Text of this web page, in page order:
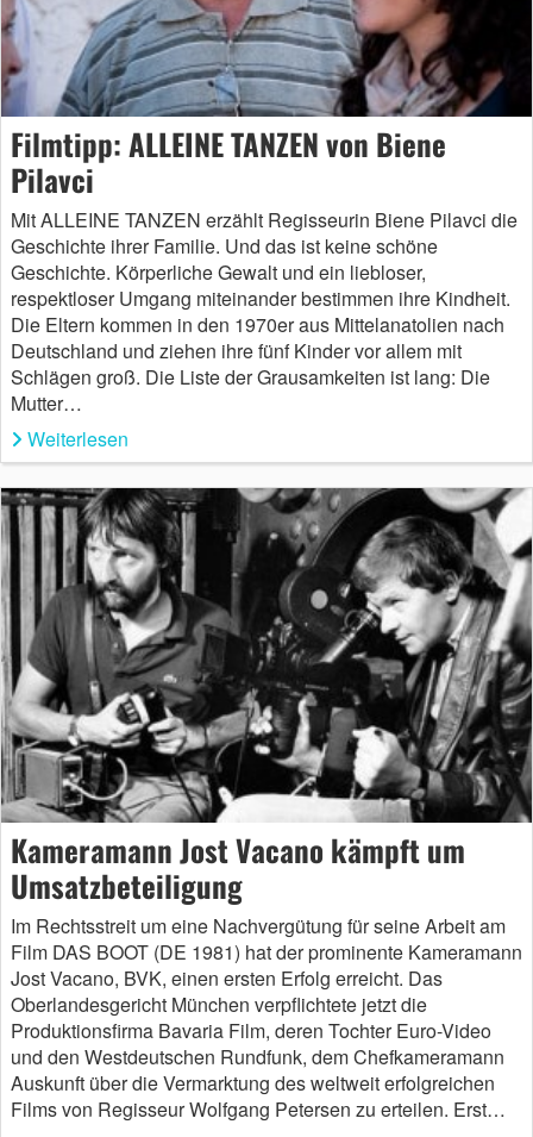
Filmtipp: ALLEINE TANZEN von Biene
Pilavci
Mit ALLEINE TANZEN erzählt Regisseurin Biene Pilavci die
Geschichte ihrer Familie. Und das ist keine schöne
Geschichte. Körperliche Gewalt und ein liebloser,
respektloser Umgang miteinander bestimmen ihre Kindheit.
Die Eltern kommen in den 1970er aus Mittelanatolien nach
Deutschland und ziehen ihre fünf Kinder vor allem mit
Schlägen groß. Die Liste der Grausamkeiten ist lang: Die
Mutter…
Weiterlesen
Kameramann Jost Vacano kämpft um
Umsatzbeteiligung
Im Rechtsstreit um eine Nachvergütung für seine Arbeit am
Film DAS BOOT (DE 1981) hat der prominente Kameramann
Jost Vacano, BVK, einen ersten Erfolg erreicht. Das
Oberlandesgericht München verpflichtete jetzt die
Produktionsfirma Bavaria Film, deren Tochter Euro-Video
und den Westdeutschen Rundfunk, dem Chefkameramann
Auskunft über die Vermarktung des weltweit erfolgreichen
Films von Regisseur Wolfgang Petersen zu erteilen. Erst…